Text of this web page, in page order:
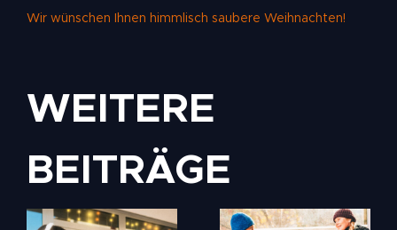
Wir wünschen Ihnen himmlisch saubere Weihnachten!
WEITERE
BEITRÄGE